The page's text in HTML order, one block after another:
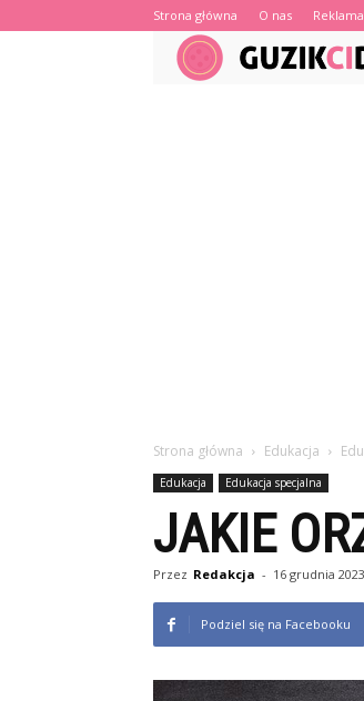
Strona główna O nas Reklama
Strona główna Edukacja
Edukacja Edukacja specjalna
JAKIE
Przez Redakcja - 16 grudnia 2023
Podziel się na Facebooku